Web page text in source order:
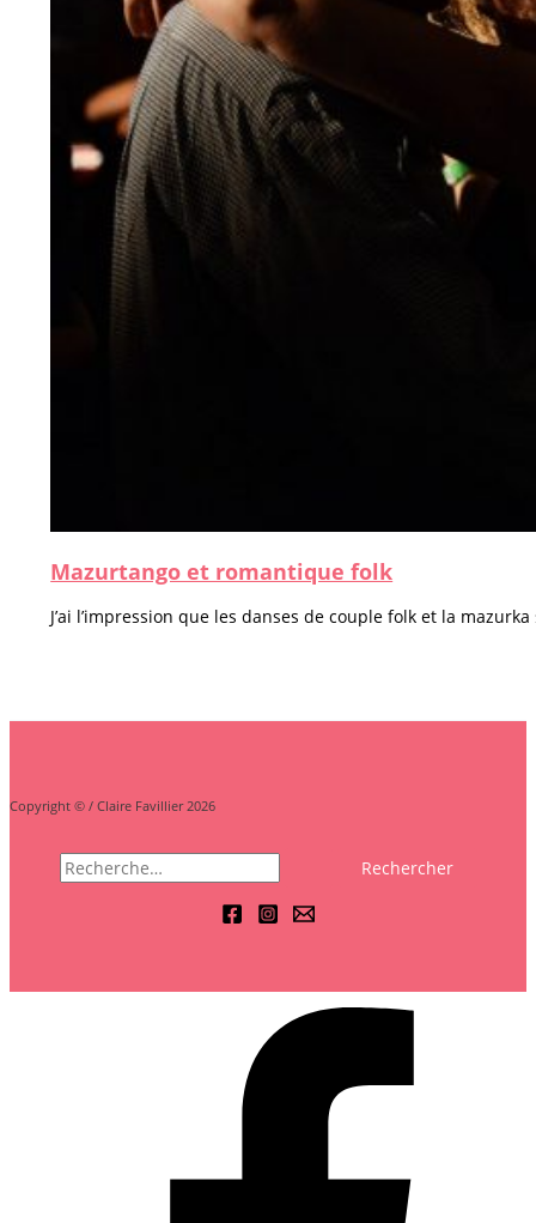
Mazurtango et romantique folk
J’ai l’impression que les danses de couple folk et la
Copyright © / Claire Favillier 2026
Rechercher :